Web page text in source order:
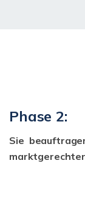
Phase 2:
Sie